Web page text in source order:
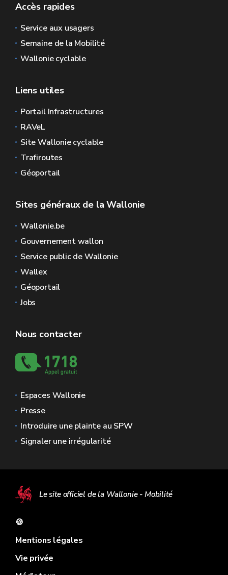
Accès rapides
Service aux usagers
Semaine de la Mobilité
Wallonie cyclable
Liens utiles
Portail Infrastructures
RAVeL
Site Wallonie cyclable
Trafiroutes
Géoportail
Sites généraux de la Wallonie
Wallonie.be
Gouvernement wallon
Service public de Wallonie
Wallex
Géoportail
Jobs
Nous contacter
Espaces Wallonie
Presse
Introduire une plainte au SPW
Signaler une irrégularité
Le site officiel de la Wallonie - Mobilité
🍪
Mentions légales
Vie privée